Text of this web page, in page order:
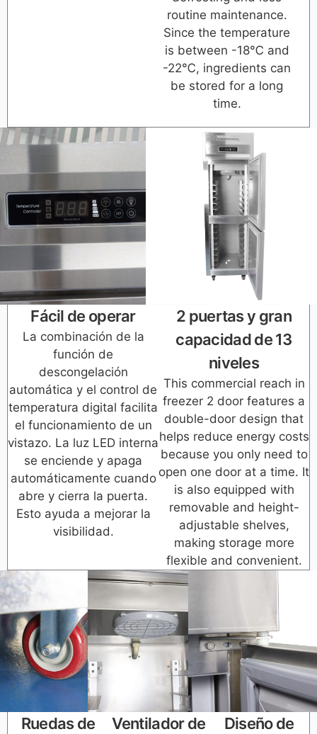
routine maintenance.
Since the temperature
is between -18℃ and
-22℃, ingredients can
be stored for a long
time.
Fácil de operar
La combinación de la
función de
descongelación
automática y el control de
temperatura digital facilita
el funcionamiento de un
vistazo. La luz LED interna
se enciende y apaga
automáticamente cuando
abre y cierra la puerta.
Esto ayuda a mejorar la
visibilidad.
2 puertas y gran
capacidad de 13
niveles
This commercial reach in
freezer 2 door features a
double-door design that
helps reduce energy costs
because you only need to
open one door at a time. It
is also equipped with
removable and height-
adjustable shelves,
making storage more
flexible and convenient.
Ruedas de
Ventilador de
Diseño de